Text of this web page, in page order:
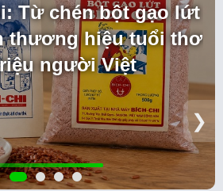
Từ chén bột gạo lứt
thương hiệu tuổi thơ
người Việt
❯